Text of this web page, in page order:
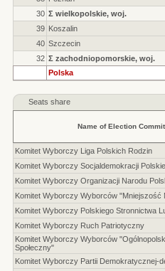
30 Σ wielkopolskie, woj.
39 Koszalin
40 Szczecin
32 Σ zachodniopomorskie, woj.
Polska
Seats share
Name of Election
Komitet Wyborczy Liga Polskich Rodzin
Komitet Wyborczy Socjaldemokracji
Komitet Wyborczy Organizacji Narodu
Komitet Wyborczy Wyborców "Mniejszość
Komitet Wyborczy Polskiego Stronnictwa
Komitet Wyborczy Ruch Patriotyczny
Komitet Wyborczy Wyborców
Społeczny"
Komitet Wyborczy Partii Demokratycznej-